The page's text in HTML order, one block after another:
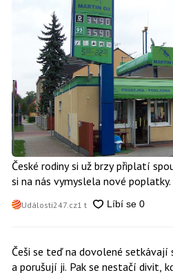
České rodiny si už brzy připlatí
si na nás vymyslela nové
nikdo
Události247.cz1 t
Češi se teď na dovolené setkávají
a porušují ji. Pak se nestačí divit,